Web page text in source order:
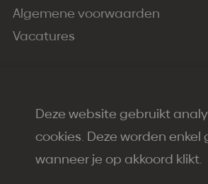
Deze website gebruikt
cookies. Deze worden
wanneer je op akkoord klikt.
Algemene voorwaarden
Vacatures
2026Indico Painting